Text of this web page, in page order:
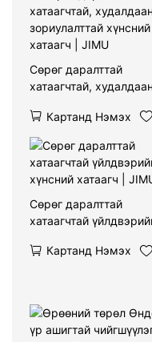
Сөрөг даралттай
хатаагчтай,
хатаагч | JIMU
Картанд Нэмэх
Сөрөг даралттай
хатаагчтай
Картанд Нэмэх